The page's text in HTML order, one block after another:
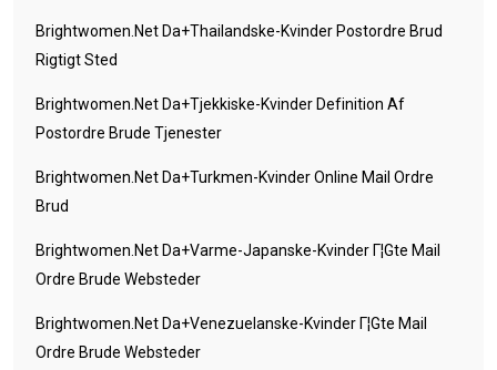
Brightwomen.net Da+thailandske-Kvinder Postordre Brud
Rigtigt Sted
Brightwomen.net Da+tjekkiske-Kvinder Definition Af
Postordre Brude Tjenester
Brightwomen.net Da+turkmen-Kvinder Online Mail Ordre
Brud
Brightwomen.net Da+varme-Japanske-Kvinder Г¦gte Mail
Ordre Brude Websteder
Brightwomen.net Da+venezuelanske-Kvinder Г¦gte Mail
Ordre Brude Websteder